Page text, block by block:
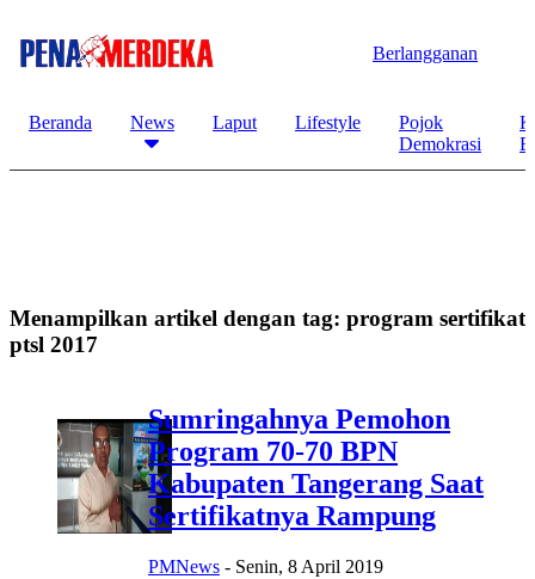
Berlangganan
Beranda News Laput Lifestyle
Pojok
Demokrasi
Menampilkan artikel dengan tag: program sertifikat
ptsl 2017
Sumringahnya Pemohon
Program 70-70 BPN
Kabupaten Tangerang Saat
Sertifikatnya Rampung
PMNews - Senin, 8 April 2019